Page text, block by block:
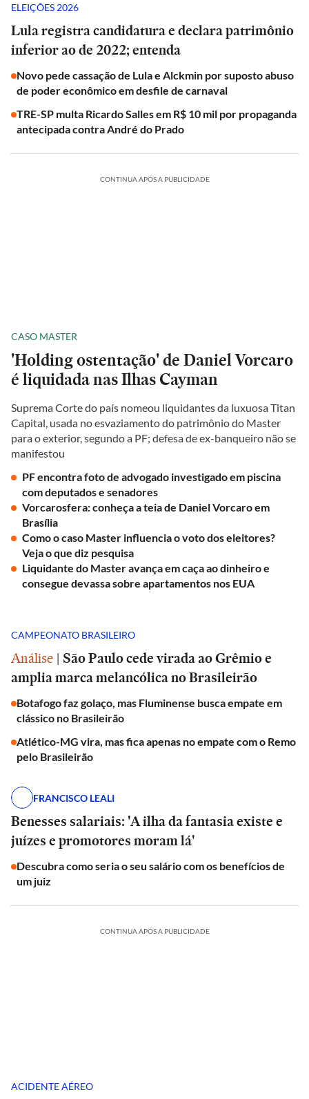
ELEIÇÕES 2026
Lula registra candidatura e declara patrimônio
inferior ao de 2022; entenda
Novo pede cassação de Lula e Alckmin por suposto abuso
de poder econômico em desfile de carnaval
TRE-SP multa Ricardo Salles em R$ 10 mil por propaganda
antecipada contra André do Prado
CONTINUA APÓS A PUBLICIDADE
CASO MASTER
'Holding ostentação' de Daniel Vorcaro
é liquidada nas Ilhas Cayman
Suprema Corte do país nomeou liquidantes da luxuosa Titan
Capital, usada no esvaziamento do patrimônio do Master
para o exterior, segundo a PF; defesa de ex-banqueiro não se
manifestou
PF encontra foto de advogado investigado em piscina
com deputados e senadores
Vorcarosfera: conheça a teia de Daniel Vorcaro em
Brasília
Como o caso Master influencia o voto dos eleitores?
Veja o que diz pesquisa
Liquidante do Master avança em caça ao dinheiro e
consegue devassa sobre apartamentos nos EUA
CAMPEONATO BRASILEIRO
Análise | São Paulo cede virada ao Grêmio e
amplia marca melancólica no Brasileirão
Botafogo faz golaço, mas Fluminense busca empate em
clássico no Brasileirão
Atlético-MG vira, mas fica apenas no empate com o Remo
pelo Brasileirão
FRANCISCO LEALI
Benesses salariais: 'A ilha da fantasia existe e
juízes e promotores moram lá'
Descubra como seria o seu salário com os benefícios de
um juiz
CONTINUA APÓS A PUBLICIDADE
ACIDENTE AÉREO